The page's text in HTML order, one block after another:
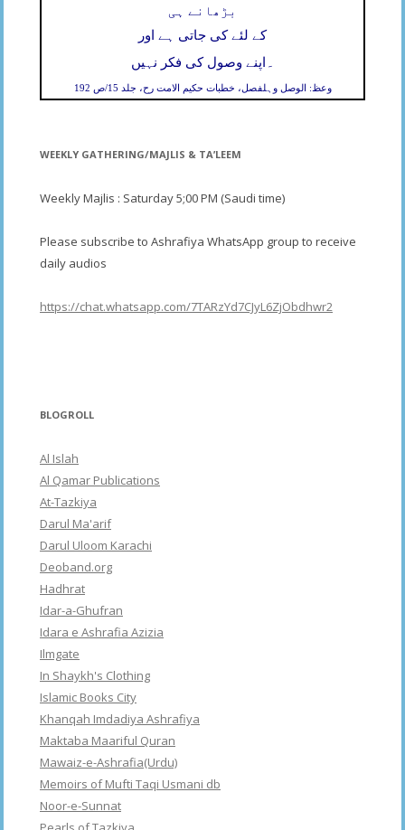
بڑھانے ہی
کے لئے کی جاتی ہے اور
اپنے وصول کی فکر نہیں ۔
وعظ: الوصل وہلفصل، خطبات حکیم الامت رح، جلد 15/ص 192
WEEKLY GATHERING/MAJLIS & TA’LEEM
Weekly Majlis : Saturday 5;00 PM (Saudi time)
Please subscribe to Ashrafiya WhatsApp group to receive
daily audios
https://chat.whatsapp.com/7TARzYd7CJyL6ZjObdhwr2
BLOGROLL
Al Islah
Al Qamar Publications
At-Tazkiya
Darul Ma'arif
Darul Uloom Karachi
Deoband.org
Hadhrat
Idar-a-Ghufran
Idara e Ashrafia Azizia
Ilmgate
In Shaykh's Clothing
Islamic Books City
Khanqah Imdadiya Ashrafiya
Maktaba Maariful Quran
Mawaiz-e-Ashrafia(Urdu)
Memoirs of Mufti Taqi Usmani db
Noor-e-Sunnat